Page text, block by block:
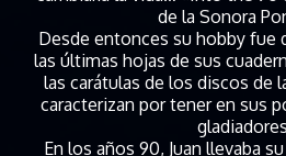
de la Sonora
Desde entonces su hobby fue
las últimas hojas de sus
las carátulas de los discos de
caracterizan por tener en sus
En los años 90, Juan llevaba